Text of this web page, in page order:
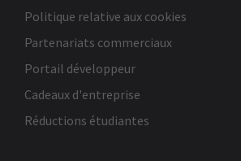
Politique relative aux cookies
Partenariats commerciaux
Portail développeur
Cadeaux d'entreprise
Réductions étudiantes